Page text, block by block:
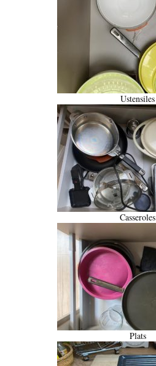
Ustensiles
Casseroles
Plats